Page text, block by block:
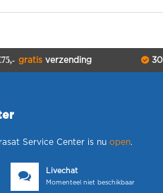
gratisverzending
Service Center is nu open.
Livechat
Momenteel niet beschikbaar